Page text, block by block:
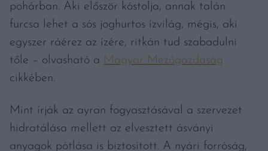
pohárban. Aki először kóstolja, annak talán
furcsa lehet a sós joghurtos ízvilág, mégis, aki
egyszer ráérez az ízére, ritkán tud szabadulni
tőle – olvasható a Magyar Mezőgazdaság
cikkében.
Mint írják az ayran fogyasztásával a szervezet
hidratálása mellett az elvesztett ásványi
anyagok pótlása is biztosított. A nyári forróság,